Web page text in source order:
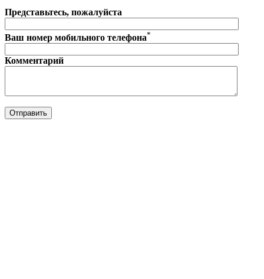
Представьтесь, пожалуйста
Ваш номер мобильного телефона*
Комментарий